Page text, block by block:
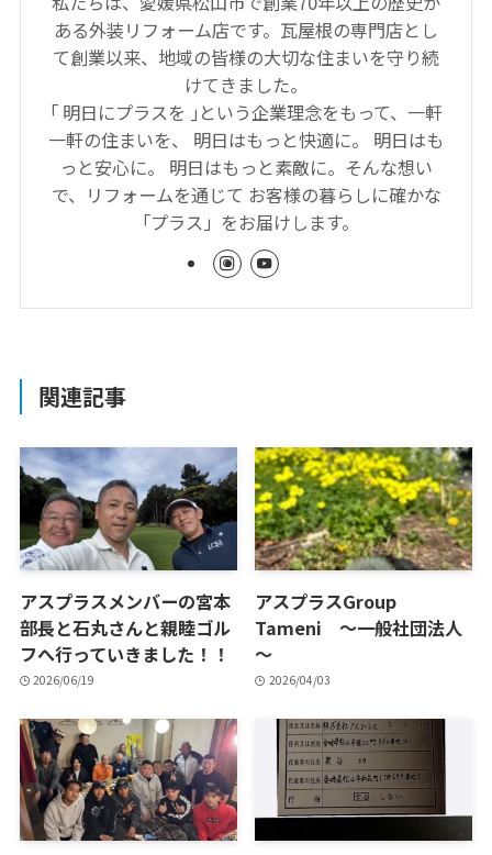
ある外装リフォーム店です。瓦屋根の専門店とし
て創業以来、地域の皆様の大切な住まいを守り続
けてきました。
｢ 明日にプラスを ｣という企業理念をもって、一軒
一軒の住まいを、 明日はもっと快適に。 明日はも
っと安心に。 明日はもっと素敵に。そんな想い
で、リフォームを通じて お客様の暮らしに確かな
「プラス」をお届けします。
関連記事
アスプラスメンバーの宮本
部長と石丸さんと親睦ゴル
フへ行っていきました！！
2026/06/19
アスプラスGroup
Tameni ～一般社団法人
～
2026/04/03